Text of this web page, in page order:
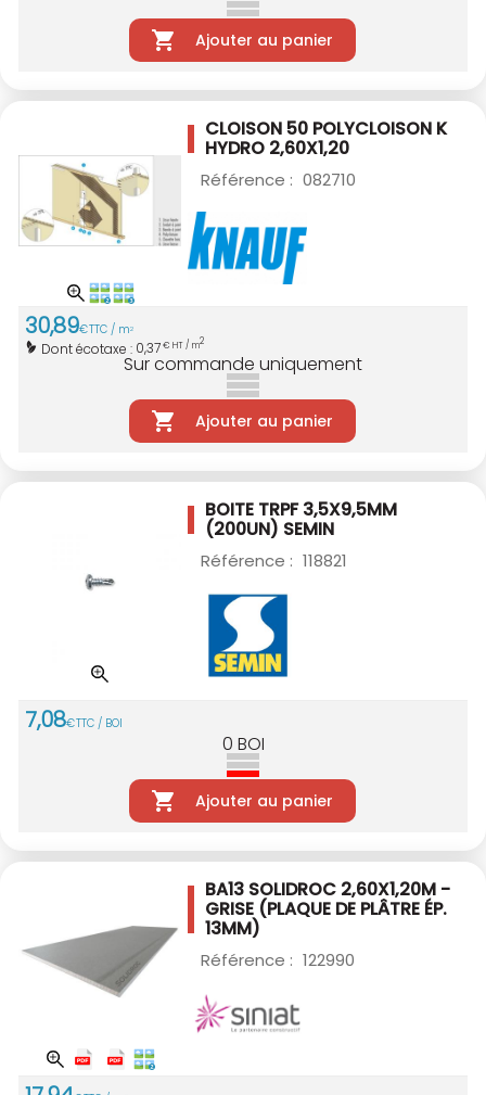
Ajouter au panier
CLOISON 50 POLYCLOISON K
HYDRO 2,60X1,20
Référence : 082710
30,89€TTC / m2
Dont écotaxe : 0,37€ HT / m2
Sur commande uniquement
Ajouter au panier
BOITE TRPF 3,5X9,5MM
(200UN) SEMIN
Référence : 118821
7,08€TTC / BOI
0 BOI
Ajouter au panier
BA13 SOLIDROC 2,60X1,20M -
GRISE (PLAQUE DE PLÂTRE ÉP.
13MM)
Référence : 122990